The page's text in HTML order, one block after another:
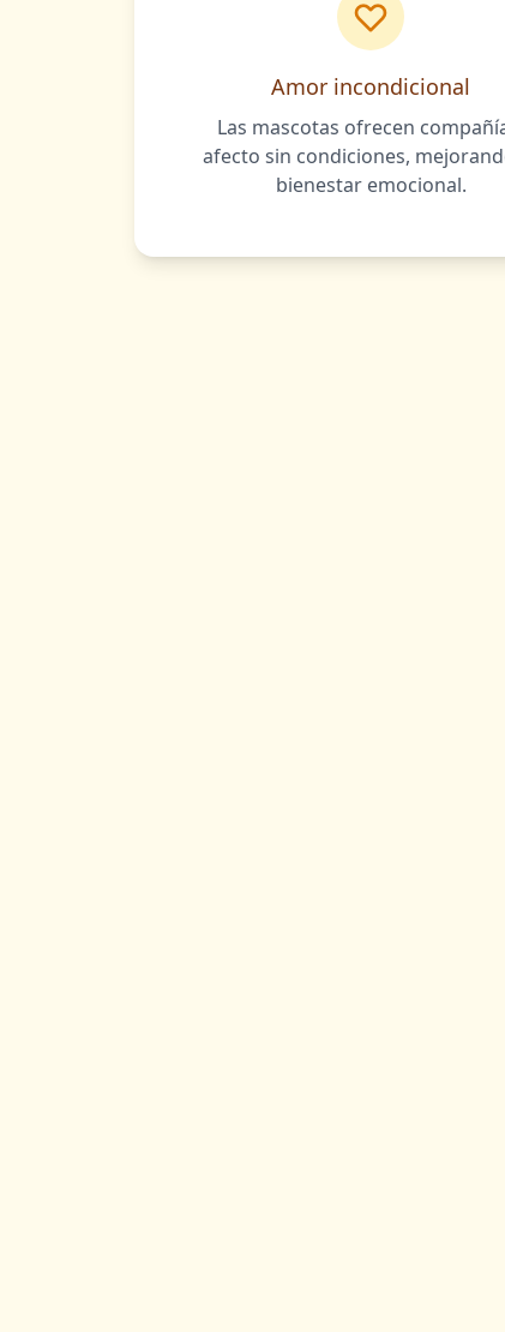
Amor incondicional
Las mascotas ofrecen
afecto sin condiciones,
bienestar emocional.